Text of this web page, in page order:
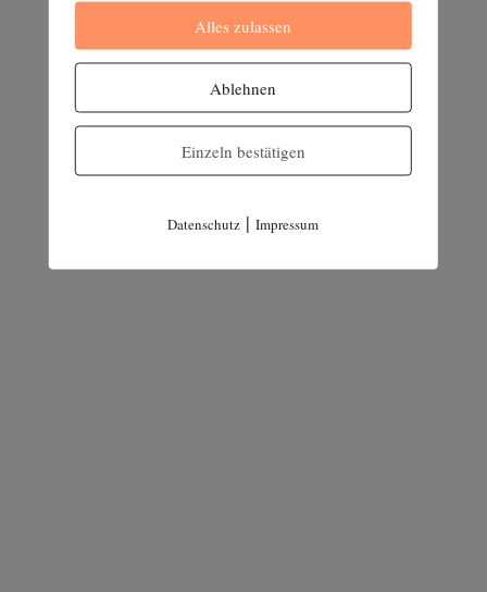
Vaginose – eine vaginale Dysbiose
Ursachen für Missempfindungen in der
Alles zulassen
Ablehnen
Einzeln bestätigen
Datenschutz |Impressum